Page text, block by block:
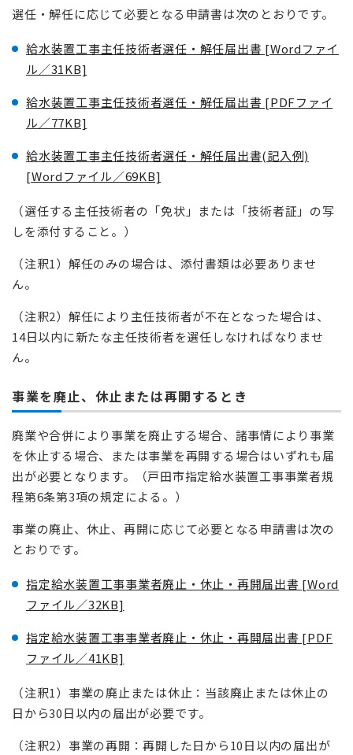
選任・解任に応じて必要となる申請書は次のとおりです。
給水装置工事主任技術者選任・解任届出書 [Wordファイ
ル／31KB]
給水装置工事主任技術者選任・解任届出書 [PDFファイ
ル／77KB]
給水装置工事主任技術者選任・解任届出書(記入例)
[Wordファイル／69KB]
（選任する主任技術者の「免状」または「技術者証」の写
しを添付すること。）
（注釈1）解任のみの場合は、添付書類は必要ありませ
ん。
（注釈2）解任により主任技術者が不在となった場合は、
14日以内に新たな主任技術者を選任しなければなりませ
ん。
事業を廃止、休止または再開するとき
廃業や合併により事業を廃止する場合、諸事情により事業
を休止する場合、または事業を再開する場合はいずれも届
出が必要となります。（戸田市指定給水装置工事事業者規
程第6条第3項の規定による。）
事業の廃止、休止、再開に応じて必要となる申請書は次の
とおりです。
指定給水装置工事事業者廃止・休止・再開届出書 [Word
ファイル／32KB]
指定給水装置工事事業者廃止・休止・再開届出書 [PDF
ファイル／41KB]
（注釈1）事業の廃止または休止：当該廃止または休止の
日から30日以内の届出が必要です。
（注釈2）事業の再開：再開した日から10日以内の届出が